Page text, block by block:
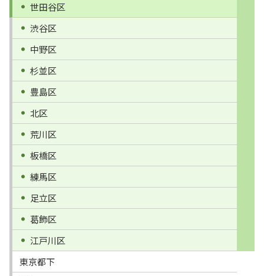
世田谷区
渋谷区
中野区
杉並区
豊島区
北区
荒川区
板橋区
練馬区
足立区
葛飾区
江戸川区
東京都下